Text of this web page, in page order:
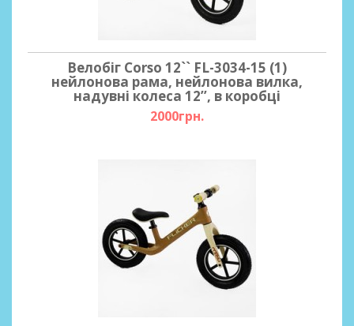
Велобіг Corso 12`` FL-3034-15 (1)
нейлонова рама, нейлонова вилка,
надувні колеса 12’’, в коробці
2000грн.